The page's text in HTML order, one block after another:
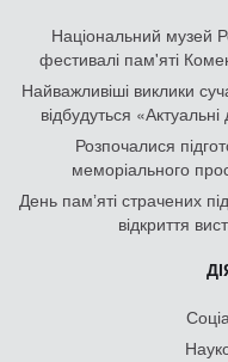
Національний музей
фестивалі пам'яті
Найважливіші виклики
відбудуться
Розпочалися
меморіального
День памʼяті страчених
відкриття